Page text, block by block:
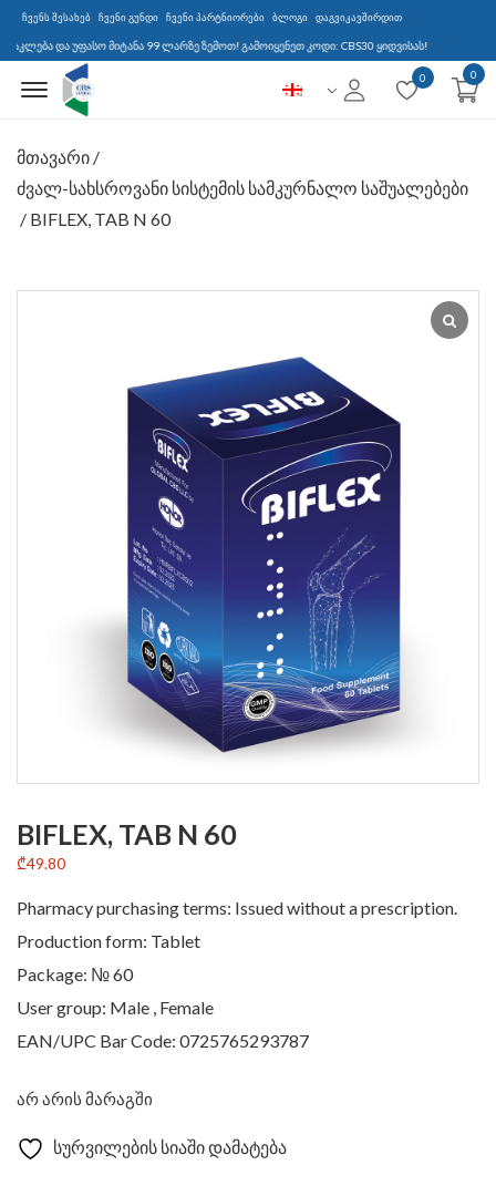
ჩვენს შესახებ ჩვენი გუნდი ჩვენი პარტნიორები ბლოგი დაგვიკავშირდით
მიტანა 99 ლარზე ზემოთ! გამოიყენეთ კოდი: CBS30 ყიდვისას!
Menu Open 0 0
მთავარი /
ძვალ-სახსროვანი სისტემის სამკურნალო საშუალებები
/ BIFLEX, TAB N 60
BIFLEX, TAB N 60
₾49.80
Pharmacy purchasing terms: Issued without a prescription.
Production form: Tablet
Package: № 60
User group: Male , Female
EAN/UPC Bar Code: 0725765293787
არ არის მარაგში
სურვილების სიაში დამატება